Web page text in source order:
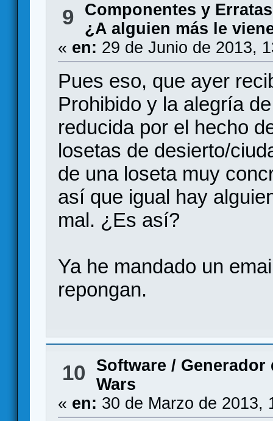
9 Componentes y Erratas
¿A alguien más le
« en: 29 de Junio de 2013,
Pues eso, que ayer
Prohibido y la alegría
reducida por el hecho
losetas de desierto/
de una loseta muy
así que igual hay
mal. ¿Es así?
Ya he mandado un
repongan.
10 Software / Generador
Wars
« en: 30 de Marzo de 2013,